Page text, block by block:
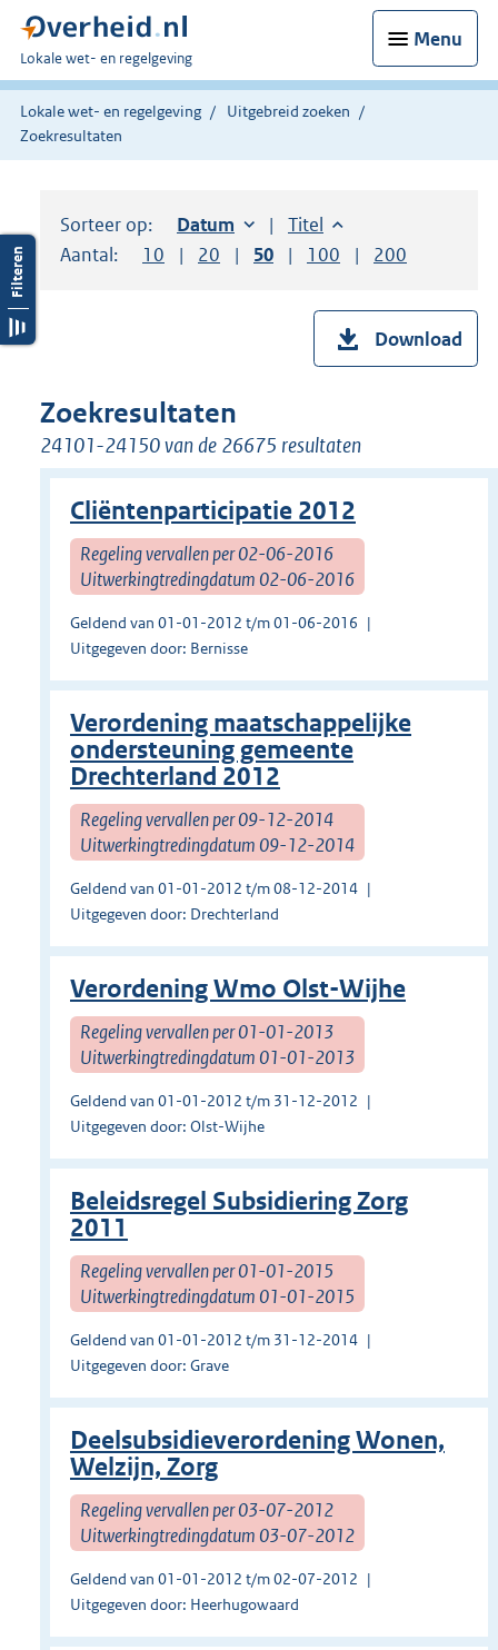
Menu
U
bent
hier:
Lokale wet- en regelgeving
Lokale wet- en regelgeving
Uitgebreid zoeken
Zoekresultaten
Sorteer op: Sorteer op:
Datum oplopendSorteer op:
Titel oplopend
Aantal:
Toon
10 resultaten per pagina
Toon
20 resultaten per pagina
Toon
50 resultaten per pagina
Toon
100 resultaten per
Toon
200
Download
Zoekresultaten
24101-24150 van de 26675 resultaten
Cliëntenparticipatie 2012
Regeling vervallen per 02-06-2016
Uitwerkingtredingdatum 02-06-2016
Geldend van 01-01-2012 t/m 01-06-2016
Uitgegeven door: Bernisse
Verordening maatschappelijke
ondersteuning gemeente
Drechterland 2012
Regeling vervallen per 09-12-2014
Uitwerkingtredingdatum 09-12-2014
Geldend van 01-01-2012 t/m 08-12-2014
Uitgegeven door: Drechterland
Verordening Wmo Olst-Wijhe
Regeling vervallen per 01-01-2013
Uitwerkingtredingdatum 01-01-2013
Geldend van 01-01-2012 t/m 31-12-2012
Uitgegeven door: Olst-Wijhe
Beleidsregel Subsidiering Zorg
2011
Regeling vervallen per 01-01-2015
Uitwerkingtredingdatum 01-01-2015
Geldend van 01-01-2012 t/m 31-12-2014
Uitgegeven door: Grave
Deelsubsidieverordening Wonen,
Welzijn, Zorg
Regeling vervallen per 03-07-2012
Uitwerkingtredingdatum 03-07-2012
Geldend van 01-01-2012 t/m 02-07-2012
Uitgegeven door: Heerhugowaard